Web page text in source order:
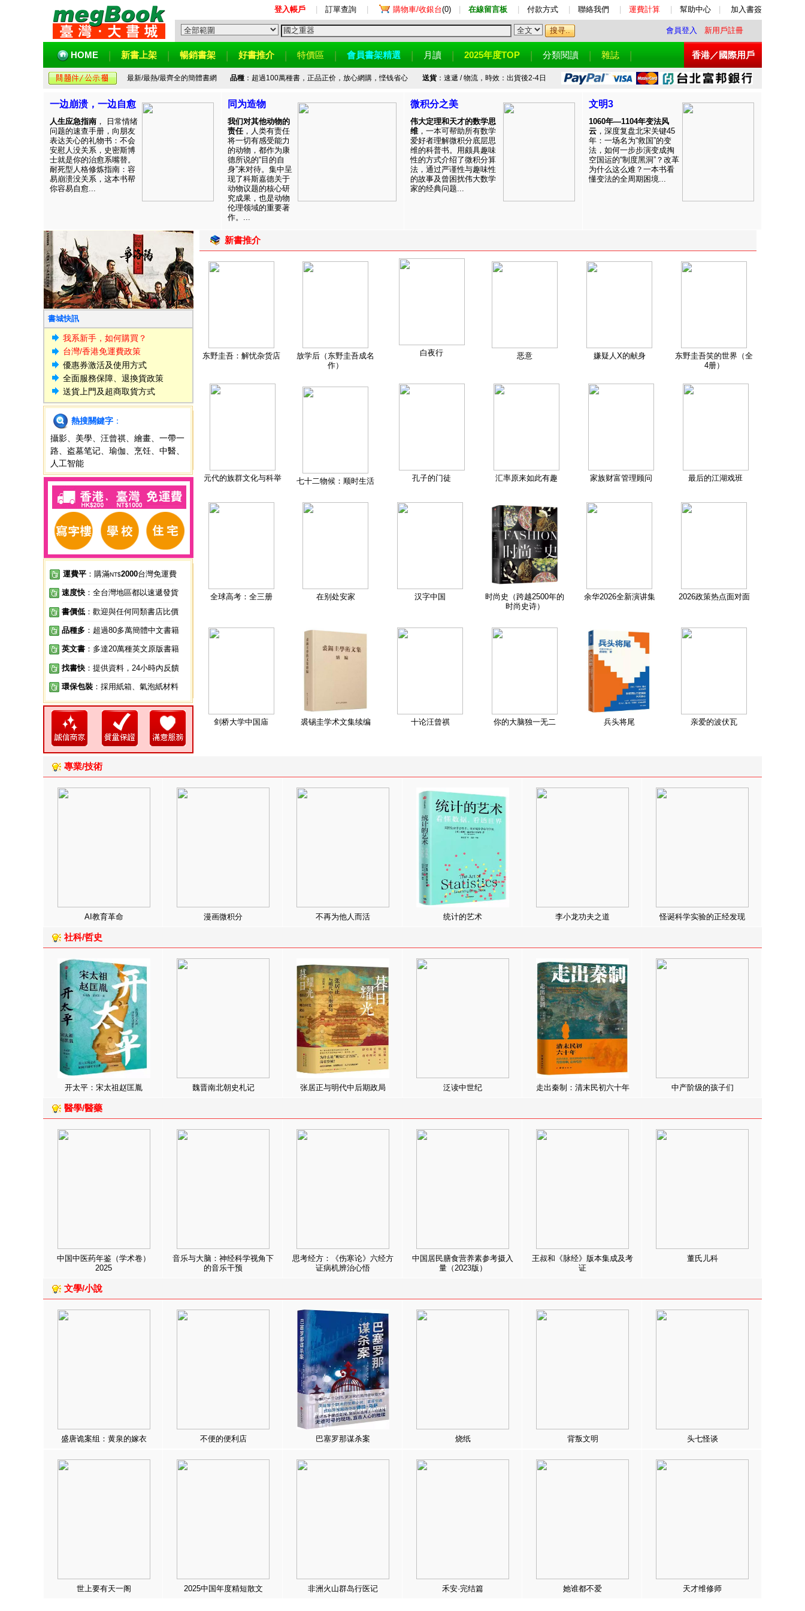
登入帳戶 訂單查詢 購物車/收銀台(0) 在線留言板 付款方式 聯絡我們 運費計算 幫助中心 加入書簽
會員登入 新用戶註冊
HOME 新書上架 暢銷書架 好書推介 特價區 會員書架精選 月讀 2025年度TOP 分類閱讀 雜誌 香港／國際用戶
最新/最熱/最齊全的簡體書網 品種：超過100萬種書，正品正价，放心網購，悭钱省心 送貨：速遞 / 物流，時效：出貨後2-4日
一边崩溃，一边自愈
人生应急指南 ， 日常情绪
问题的速查手册，向朋友
表达关心的礼物书：不会
安慰人没关系，史密斯博
士就是你的治愈系嘴替。
耐死型人格修炼指南：容
易崩溃没关系，这本书帮
你容易自愈...
同为造物
我们对其他动物的
责任，人类有责任
将一切有感受能力
的动物，都作为康
德所说的“目的自
身”来对待。集中呈
现了科斯嘉德关于
动物议题的核心研
究成果，也是动物
伦理领域的重要著
作。...
微积分之美
伟大定理和天才的数学思
维 ，一本可帮助所有数学
爱好者理解微积分底层思
维的科普书。用颇具趣味
性的方式介绍了微积分算
法，通过严谨性与趣味性
的故事及曾困扰伟大数学
家的经典问题...
文明3
1060年—1104年变法风
云 ，深度复盘北宋关键45
年：一场名为“救国”的变
法，如何一步步演变成掏
空国运的“制度黑洞”？改革
为什么这么难？一本书看
懂变法的全周期困境...
書城快訊
我系新手，如何購買？
台灣/香港免運費政策
優惠券激活及使用方式
全面服務保障、退換貨政策
送貨上門及超商取貨方式
熱搜關鍵字 ：
攝影
美學 汪曾祺 繪畫
一帶一
路
盗墓笔记 瑜伽 烹饪 中醫
人工智能
運費平 ：購滿NT$2000台灣免運費
速度快 ：全台灣地區都以速遞發貨
書價低 ：歡迎與任何同類書店比價
品種多 ：超過80多萬簡體中文書籍
英文書 ：多達20萬種英文原版書籍
找書快 ：提供資料，24小時內反饋
環保包裝 ：採用紙箱、氣泡紙材料
新書推介
东野圭吾：解忧杂货店
放学后（东野圭吾成名
作）
白夜行 恶意 嫌疑人X的献身
东野圭吾笑的世界（全
4册）
元代的族群文化与科举 七十二物候：顺时生活 孔子的门徒 汇率原来如此有趣 家族财富管理顾问 最后的江湖戏班
全球高考：全三册 在别处安家 汉字中国
时尚史（跨越2500年的
时尚史诗）
余华2026全新演讲集 2026政策热点面对面
剑桥大学中国庙 裘锡圭学术文集续编 十论汪曾祺 你的大脑独一无二 兵头将尾 亲爱的波伏瓦
專業/技術
AI教育革命 漫画微积分 不再为他人而活 统计的艺术 李小龙功夫之道 怪诞科学实验的正经发现
社科/哲史
开太平：宋太祖赵匡胤 魏晋南北朝史札记 张居正与明代中后期政局 泛读中世纪 走出秦制：清末民初六十年 中产阶级的孩子们
醫學/醫藥
中国中医药年鉴（学术卷）
2025
音乐与大脑：神经科学视角下
的音乐干预
思考经方：《伤寒论》六经方
证病机辨治心悟
中国居民膳食营养素参考摄入
量（2023版）
王叔和《脉经》版本集成及考
证
董氏儿科
文學/小說
盛唐诡案组：黄泉的嫁衣 不便的便利店 巴塞罗那谋杀案 烧纸 背叛文明 头七怪谈
世上要有天一阁 2025中国年度精短散文 非洲火山群岛行医记 禾安·完结篇 她谁都不爱 天才维修师